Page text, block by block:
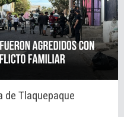
de Tlaquepaque